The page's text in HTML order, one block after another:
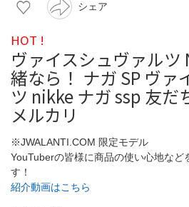
シェア
HOT !
ヴァイスシュヴァルツ
緒なら！ ナガ SP ヴァ
ツ nikke ナガ ssp 友だ
メルカリ
※JWALANTI.COM 限定モデル
YouTuberの皆様に商品の使い心地など
す！
紹介動画はこちら